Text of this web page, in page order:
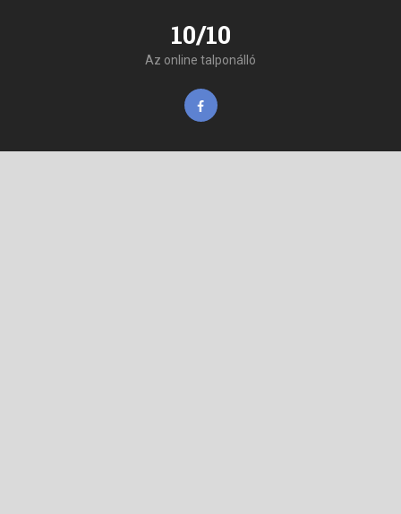
10/10
Az online talponálló